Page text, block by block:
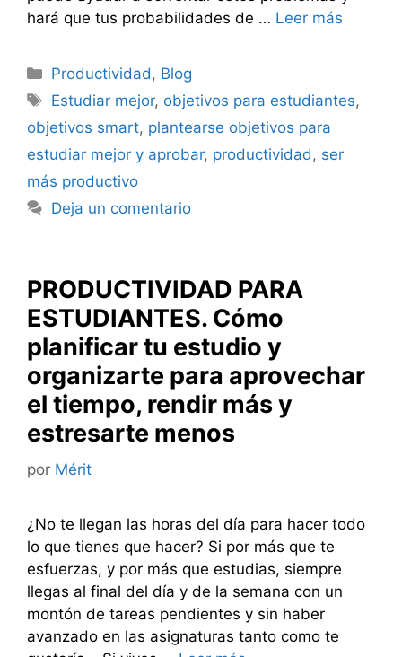
hará que tus probabilidades de … Leer más
Categorías
Productividad, Blog
Etiquetas
Estudiar mejor, objetivos para estudiantes,
objetivos smart, plantearse objetivos para
estudiar mejor y aprobar, productividad, ser
más productivo
Deja un comentario
PRODUCTIVIDAD PARA
ESTUDIANTES. Cómo
planificar tu estudio y
organizarte para aprovechar
el tiempo, rendir más y
estresarte menos
por Mérit
¿No te llegan las horas del día para hacer todo
lo que tienes que hacer? Si por más que te
esfuerzas, y por más que estudias, siempre
llegas al final del día y de la semana con un
montón de tareas pendientes y sin haber
avanzado en las asignaturas tanto como te